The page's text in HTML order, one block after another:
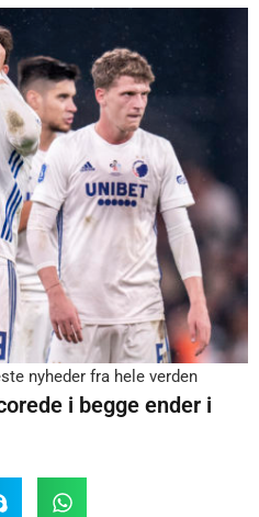
nyheder fra hele verden
i begge ender i